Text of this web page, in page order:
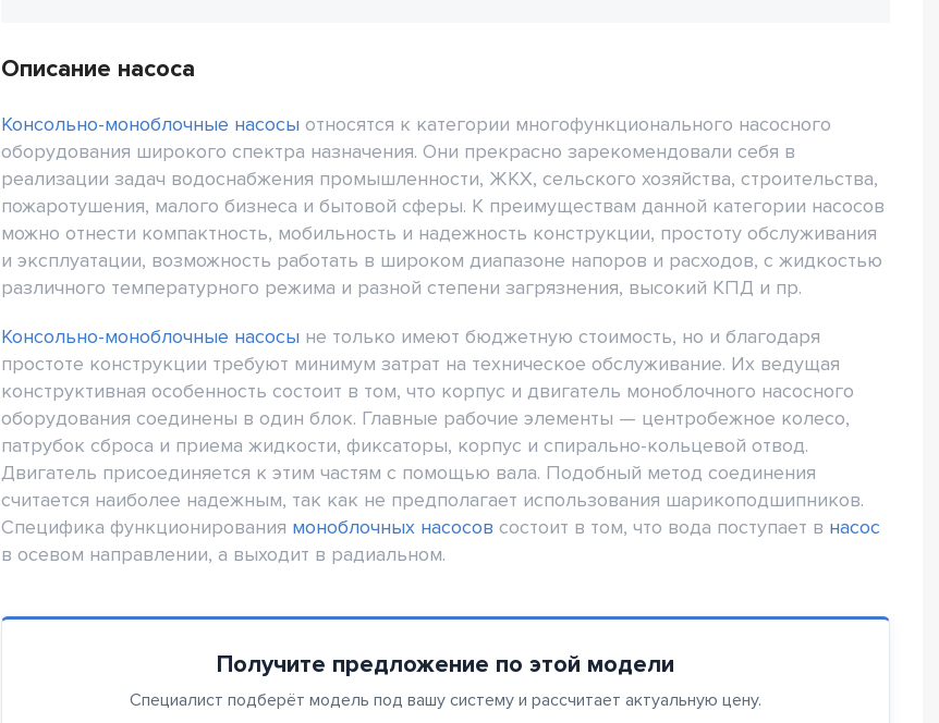
Описание насоса
Консольно-моноблочные насосы относятся к категории многофункционального насосного
оборудования широкого спектра назначения. Они прекрасно зарекомендовали себя в
реализации задач водоснабжения промышленности, ЖКХ, сельского хозяйства, строительства,
пожаротушения, малого бизнеса и бытовой сферы. К преимуществам данной категории насосов
можно отнести компактность, мобильность и надежность конструкции, простоту обслуживания
и эксплуатации, возможность работать в широком диапазоне напоров и расходов, с жидкостью
различного температурного режима и разной степени загрязнения, высокий КПД и пр.
Консольно-моноблочные насосы не только имеют бюджетную стоимость, но и благодаря
простоте конструкции требуют минимум затрат на техническое обслуживание. Их ведущая
конструктивная особенность состоит в том, что корпус и двигатель моноблочного насосного
оборудования соединены в один блок. Главные рабочие элементы — центробежное колесо,
патрубок сброса и приема жидкости, фиксаторы, корпус и спирально-кольцевой отвод.
Двигатель присоединяется к этим частям с помощью вала. Подобный метод соединения
считается наиболее надежным, так как не предполагает использования шарикоподшипников.
Специфика функционирования моноблочных насосов состоит в том, что вода поступает в насос
в осевом направлении, а выходит в радиальном.
Получите предложение по этой модели
Специалист подберёт модель под вашу систему и рассчитает актуальную цену.